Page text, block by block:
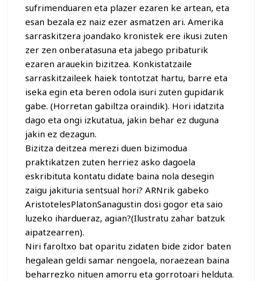
sufrimenduaren eta plazer ezaren ke artean, eta
esan bezala ez naiz ezer asmatzen ari. Amerika
sarraskitzera joandako kronistek ere ikusi zuten
zer zen onberatasuna eta jabego pribaturik
ezaren arauekin bizitzea. Konkistatzaile
sarraskitzaileek haiek tontotzat hartu, barre eta
iseka egin eta beren odola isuri zuten gupidarik
gabe. (Horretan gabiltza oraindik). Hori idatzita
dago eta ongi izkutatua, jakin behar ez duguna
jakin ez dezagun.
Bizitza deitzea merezi duen bizimodua
praktikatzen zuten herriez asko dagoela
eskribituta kontatu didate baina nola desegin
zaigu jakituria sentsual hori? ARNrik gabeko
AristotelesPlatonSanagustin dosi gogor eta saio
luzeko ihardueraz, agian?(Ilustratu zahar batzuk
aipatzearren).
Niri faroltxo bat oparitu zidaten bide zidor baten
hegalean geldi samar nengoela, noraezean baina
beharrezko nituen amorru eta gorrotoari helduta.